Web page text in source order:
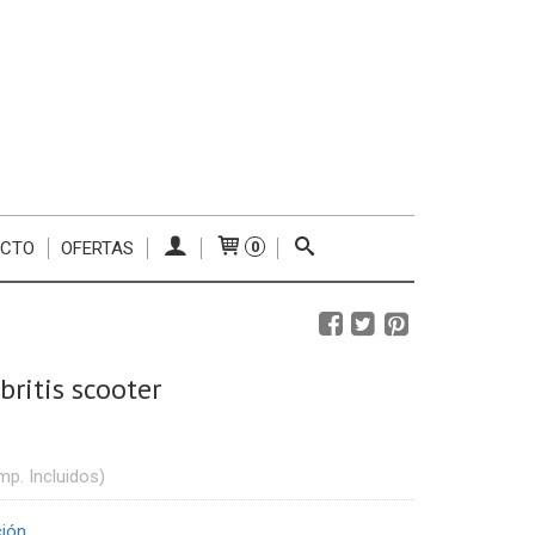
OFERTAS 0
scooter
Incluidos)